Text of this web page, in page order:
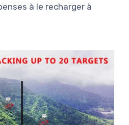
à le recharger à